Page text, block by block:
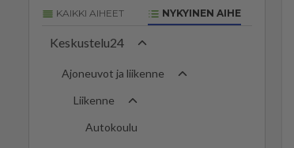
KAIKKI AIHEET NYKYINEN AIHE
Keskustelu24
Ajoneuvot ja liikenne
Liikenne
Autokoulu